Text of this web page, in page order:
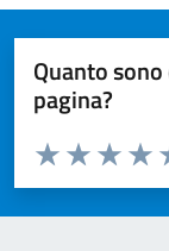
Quanto
pagina?
Valuta da 1 a 5
Valuta 3
Valuta 2
Valuta 1 stelle